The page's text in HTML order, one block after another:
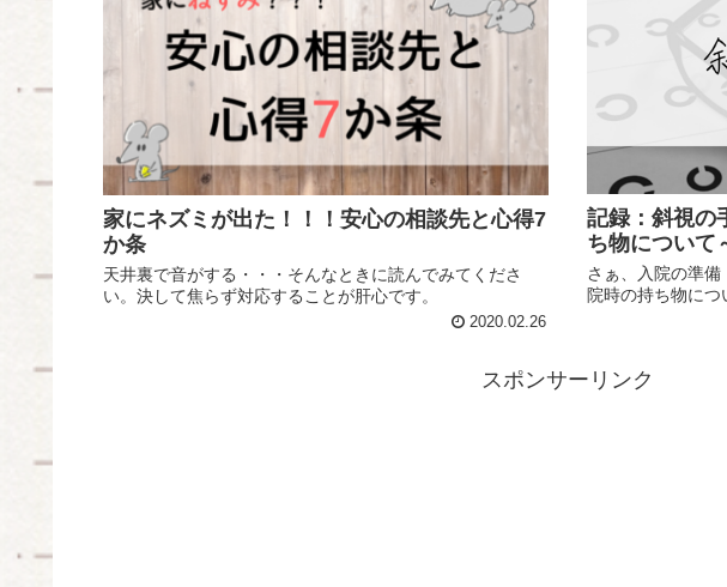
家にネズミが出た！！！安心の相談先と心得7
か条
天井裏で音がする・・・そんなときに読んでみてくださ
い。決して焦らず対応することが肝心です。
2020.02.26
記録：斜視
ち物について
さぁ、入院の準備
院時の持ち物につ
スポンサーリンク